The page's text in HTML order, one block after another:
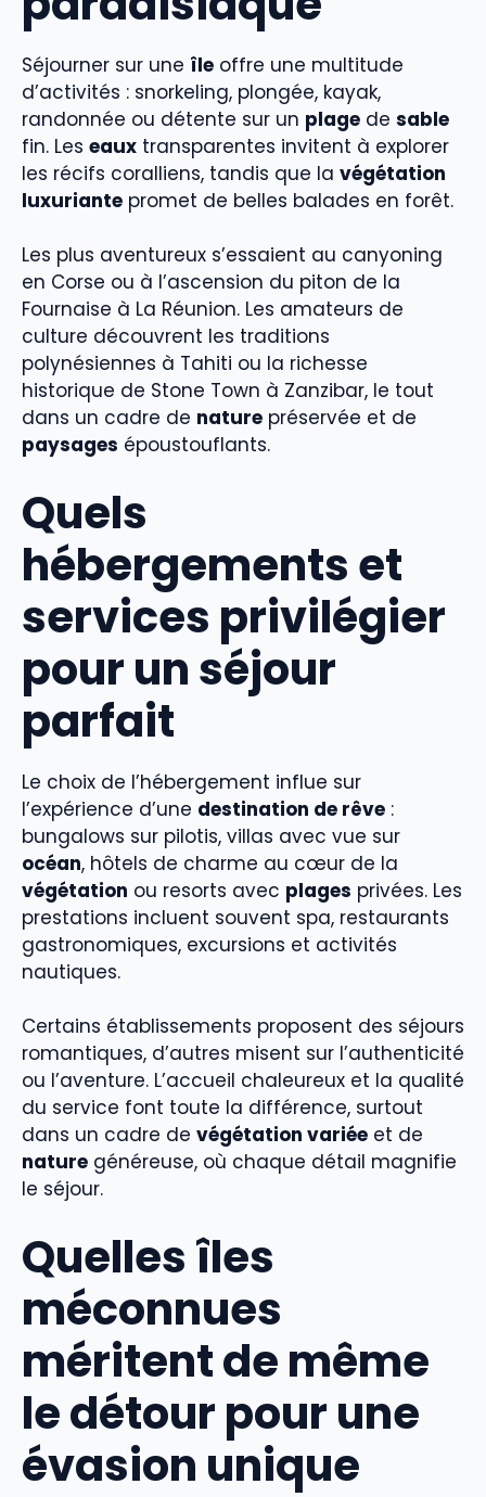
Séjourner sur une île offre une multitude
d’activités : snorkeling, plongée, kayak,
randonnée ou détente sur un plage de sable
fin. Les eaux transparentes invitent à explorer
les récifs coralliens, tandis que la végétation
luxuriante promet de belles balades en forêt.
Les plus aventureux s’essaient au canyoning
en Corse ou à l’ascension du piton de la
Fournaise à La Réunion. Les amateurs de
culture découvrent les traditions
polynésiennes à Tahiti ou la richesse
historique de Stone Town à Zanzibar, le tout
dans un cadre de nature préservée et de
paysages époustouflants.
Quels
hébergements et
services privilégier
pour un séjour
parfait
Le choix de l’hébergement influe sur
l’expérience d’une destination de rêve :
bungalows sur pilotis, villas avec vue sur
océan, hôtels de charme au cœur de la
végétation ou resorts avec plages privées. Les
prestations incluent souvent spa, restaurants
gastronomiques, excursions et activités
nautiques.
Certains établissements proposent des séjours
romantiques, d’autres misent sur l’authenticité
ou l’aventure. L’accueil chaleureux et la qualité
du service font toute la différence, surtout
dans un cadre de végétation variée et de
nature généreuse, où chaque détail magnifie
le séjour.
Quelles îles
méconnues
méritent de même
le détour pour une
évasion unique